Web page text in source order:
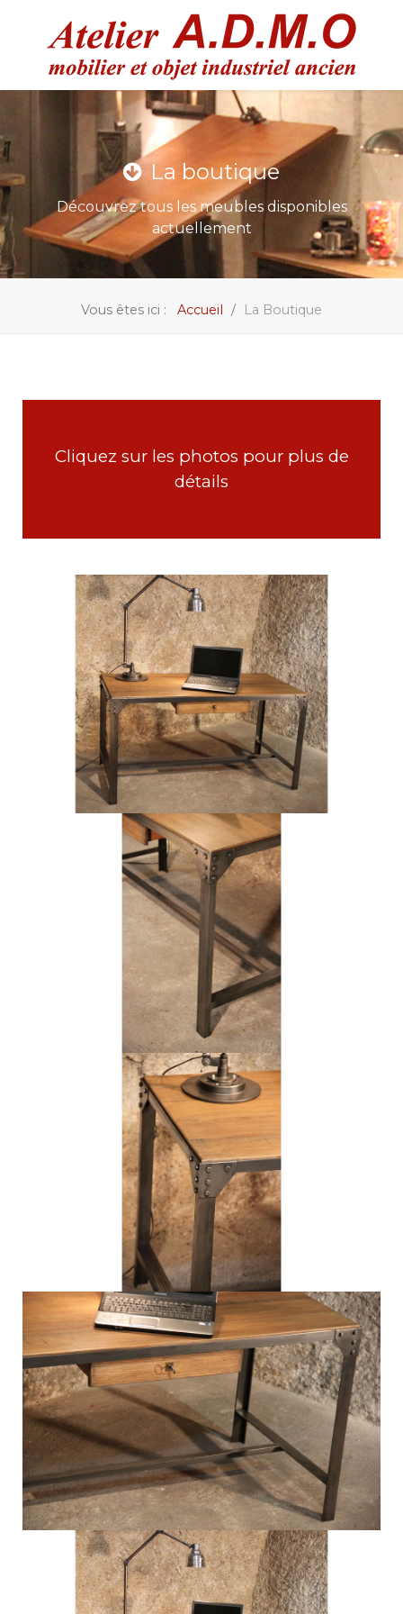
La boutique
Découvrez tous les meubles disponibles
actuellement
Vous êtes ici : Accueil La Boutique
Cliquez sur les photos pour plus de
détails